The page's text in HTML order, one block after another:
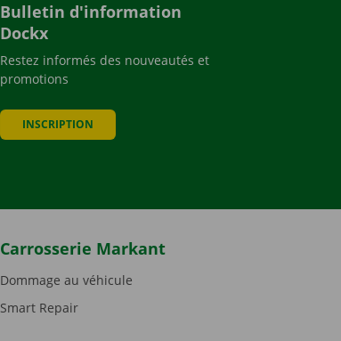
Bulletin d'information
Dockx
Restez informés des nouveautés et
promotions
INSCRIPTION
Carrosserie Markant
Dommage au véhicule
Smart Repair